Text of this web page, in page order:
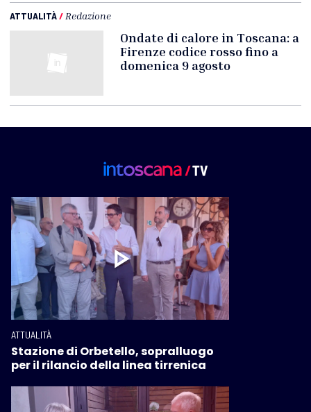
ATTUALITÀ/ Redazione
Ondate di calore in Toscana: a
Firenze codice rosso fino a
domenica 9 agosto
ATTUALITÀ
Stazione di Orbetello, sopralluogo
per il rilancio della linea tirrenica